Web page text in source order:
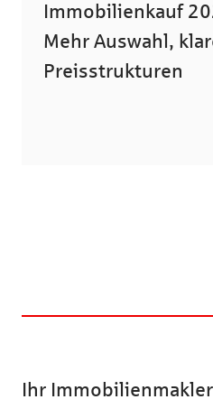
Immobilienkauf
Mehr Auswahl,
Preisstrukturen
Ihr Immobilienmakler